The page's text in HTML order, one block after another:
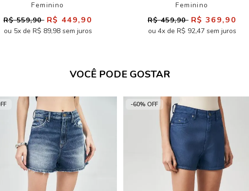
Feminino
R$ 559,90 R$ 449,90
ou 5x de R$ 89,98 sem juros
Feminino
R$ 459,90 R$ 369,90
ou 4x de R$ 92,47 sem juros
VOCÊ PODE GOSTAR
-60% OFF